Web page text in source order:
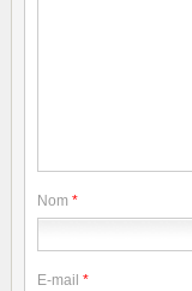
Nom *
E-mail *